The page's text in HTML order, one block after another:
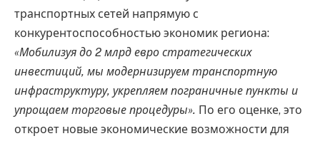
транспортных сетей напрямую с
конкурентоспособностью экономик региона:
«Мобилизуя до 2 млрд евро стратегических
инвестиций, мы модернизируем транспортную
инфраструктуру, укрепляем пограничные пункты и
упрощаем торговые процедуры». По его оценке, это
откроет новые экономические возможности для